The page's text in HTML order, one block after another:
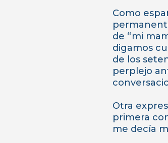
Como
de “mi
digamos
de los
perplejo
Otra
primera
me decía